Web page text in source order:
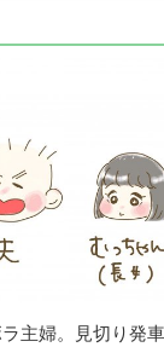
主婦。見切り発